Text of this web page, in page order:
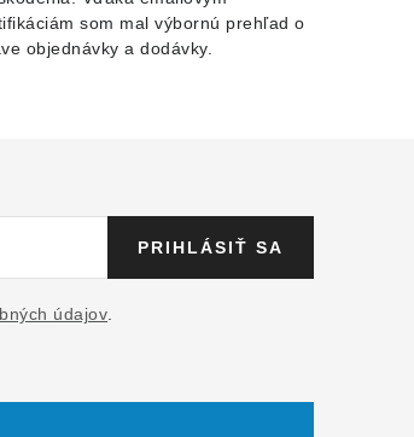
som mal výbornú prehľad o
objednávky a dodávky.
údajov
PRIHLÁSIŤ SA